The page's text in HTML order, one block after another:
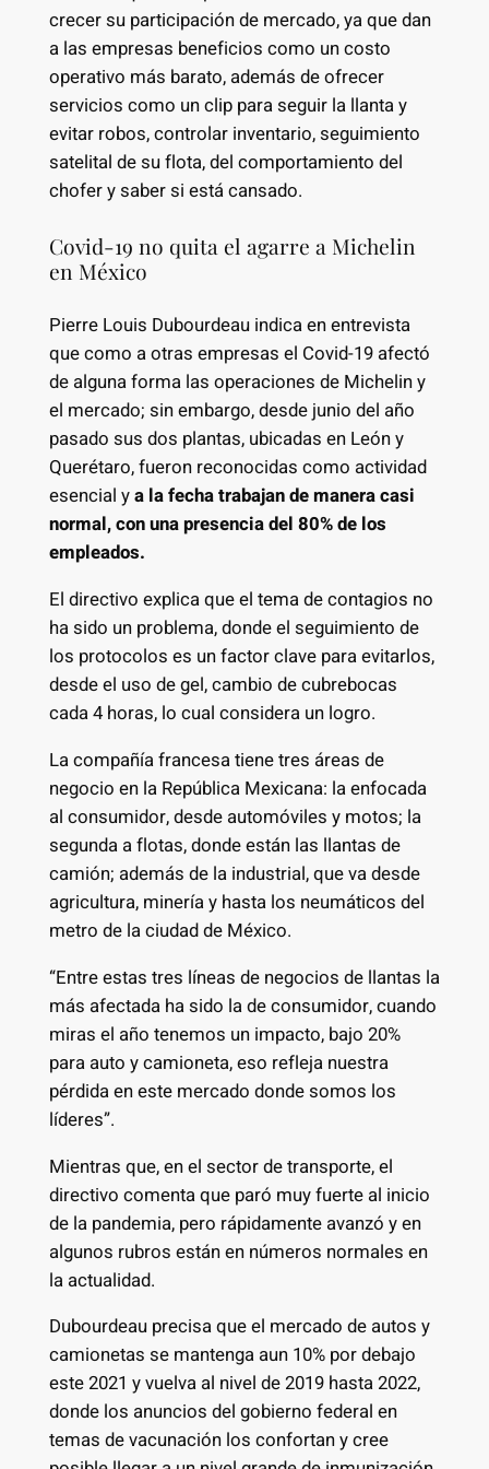
crecer su participación de mercado, ya que dan
a las empresas beneficios como un costo
operativo más barato, además de ofrecer
servicios como un clip para seguir la llanta y
evitar robos, controlar inventario, seguimiento
satelital de su flota, del comportamiento del
chofer y saber si está cansado.
Covid-19 no quita el agarre a Michelin
en México
Pierre Louis Dubourdeau indica en entrevista
que como a otras empresas el Covid-19 afectó
de alguna forma las operaciones de Michelin y
el mercado; sin embargo, desde junio del año
pasado sus dos plantas, ubicadas en León y
Querétaro, fueron reconocidas como actividad
esencial ya la fecha trabajan de manera casi
normal, con una presencia del 80% de los
empleados.
El directivo explica que el tema de contagios no
ha sido un problema, donde el seguimiento de
los protocolos es un factor clave para evitarlos,
desde el uso de gel, cambio de cubrebocas
cada 4 horas, lo cual considera un logro.
La compañía francesa tiene tres áreas de
negocio en la República Mexicana: la enfocada
al consumidor, desde automóviles y motos; la
segunda a flotas, donde están las llantas de
camión; además de la industrial, que va desde
agricultura, minería y hasta los neumáticos del
metro de la ciudad de México.
“Entre estas tres líneas de negocios de llantas la
más afectada ha sido la de consumidor, cuando
miras el año tenemos un impacto, bajo 20%
para auto y camioneta, eso refleja nuestra
pérdida en este mercado donde somos los
líderes”.
Mientras que, en el sector de transporte, el
directivo comenta que paró muy fuerte al inicio
de la pandemia, pero rápidamente avanzó y en
algunos rubros están en números normales en
la actualidad.
Dubourdeau precisa que el mercado de autos y
camionetas se mantenga aun 10% por debajo
este 2021 y vuelva al nivel de 2019 hasta 2022,
donde los anuncios del gobierno federal en
temas de vacunación los confortan y cree